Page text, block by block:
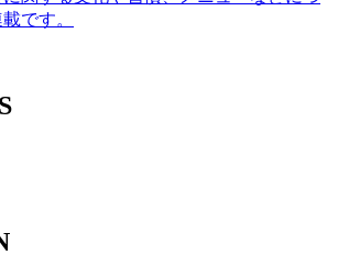
です。